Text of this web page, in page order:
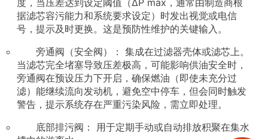
据滤芯容污能力和系统要求设定）时发出视觉或电信
号，提示及时更换。这是预防性维护的关键输入。
旁通阀（安全阀）： 集成在过滤器壳体或滤芯上。
当滤芯完全堵塞导致压差极高，可能影响供油安全时，
旁通阀在预设压力下开启，确保燃油（即使未充分过
滤）能继续流向发动机，避免空中停车，但会同时触发
警告，提示系统存在严重污染风险，需立即处理。
底部排污阀： 用于定期手动或自动排放积聚在集水